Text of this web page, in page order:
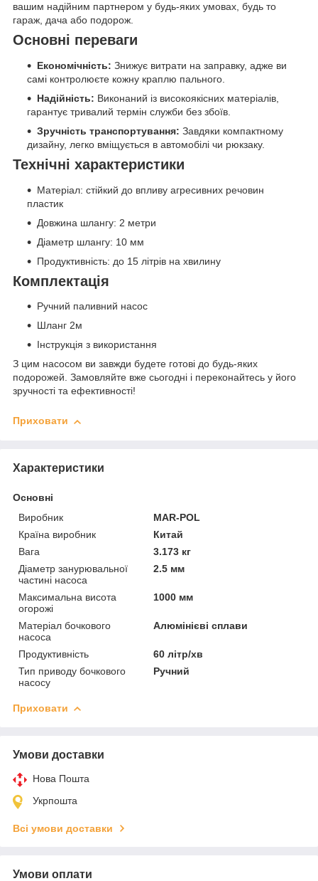
вашим надійним партнером у будь-яких умовах, будь то
гараж, дача або подорож.
Основні переваги
Економічність: Знижує витрати на заправку, адже ви
самі контролюєте кожну краплю пального.
Надійність: Виконаний із високоякісних матеріалів,
гарантує тривалий термін служби без збоїв.
Зручність транспортування: Завдяки компактному
дизайну, легко вміщується в автомобілі чи рюкзаку.
Технічні характеристики
Матеріал: стійкий до впливу агресивних речовин
пластик
Довжина шлангу: 2 метри
Діаметр шлангу: 10 мм
Продуктивність: до 15 літрів на хвилину
Комплектація
Ручний паливний насос
Шланг 2м
Інструкція з використання
З цим насосом ви завжди будете готові до будь-яких
подорожей. Замовляйте вже сьогодні і переконайтесь у його
зручності та ефективності!
Приховати
Характеристики
Основні
Виробник
MAR-POL
Країна виробник
Китай
Вага
3.173 кг
Діаметр занурювальної
частині насоса
2.5 мм
Максимальна висота
огорожі
1000 мм
Матеріал бочкового
насоса
Алюмінієві сплави
Продуктивність
60 літр/хв
Тип приводу бочкового
насосу
Ручний
Приховати
Умови доставки
Нова Пошта
Укрпошта
Всі умови доставки
Умови оплати